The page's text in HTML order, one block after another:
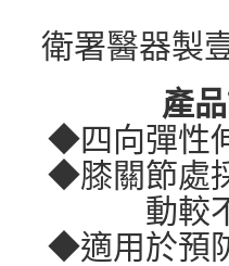
衛署醫器製
產
◆四向彈性
◆膝關節處
動較
◆適用於預